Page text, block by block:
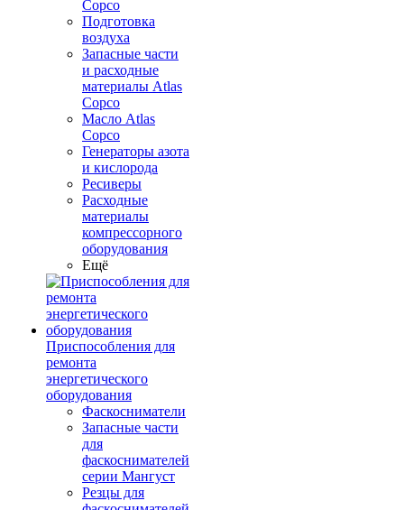
Copco
Подготовка
воздуха
Запасные части
и расходные
материалы Atlas
Copco
Масло Atlas
Copco
Генераторы азота
и кислорода
Ресиверы
Расходные
материалы
компрессорного
оборудования
Ещё
Приспособления для
ремонта
энергетического
оборудования
Фаскосниматели
Запасные части
для
фаскоснимателей
серии Мангуст
Резцы для